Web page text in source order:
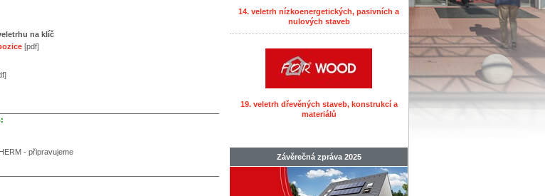
na klíč
[pdf]
- připravujeme
14. veletrh nízkoenergetických, pasivních a
nulových staveb
19. veletrh dřevěných staveb, konstrukcí a
materiálů
Závěrečná zpráva 2025